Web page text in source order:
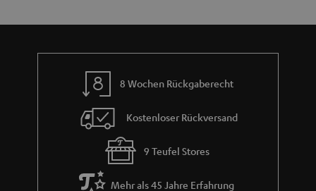
i
e
a
h
m
n
8 Wochen Rückgaberecht
Kostenloser Rückversand
9 Teufel Stores
Mehr als 45 Jahre Erfahrung